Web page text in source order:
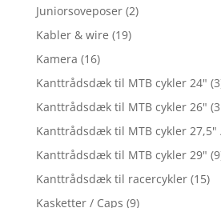
Juniorsoveposer (2)
Kabler & wire (19)
Kamera (16)
Kanttrådsdæk til MTB cykler 24"
Kanttrådsdæk til MTB cykler 26"
Kanttrådsdæk til MTB cykler 27,5"
Kanttrådsdæk til MTB cykler 29"
Kanttrådsdæk til racercykler (15)
Kasketter / Caps (9)